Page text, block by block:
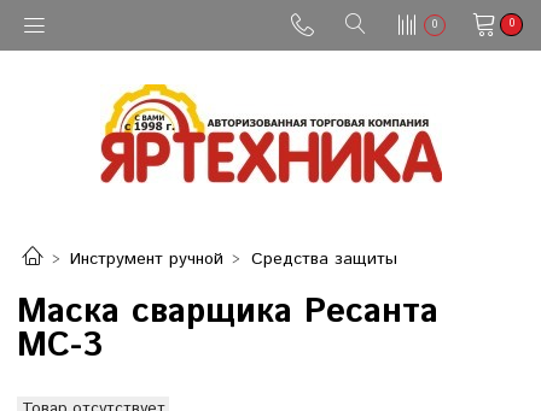
0 0
Инструмент ручной Средства защиты
Маска сварщика Ресанта
МС-3